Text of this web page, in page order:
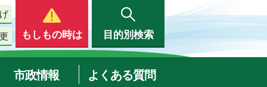
もしもの時は 目的別検索
市政情報 よくある質問